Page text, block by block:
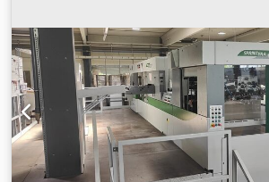
Proizvođač: BOBST Model: SP 142-CER
Automatski stroj za izrezivanje na
uklanjanjem otpadnog materijala i
komada Godina proizvodnje: 2000
tehničke nadogradnje provedene 2014.
FCA/Njemačka Ocjena vizualnog stanja
Ocjena se temelji na trenutno
Konačna tehnička evaluacija ovisit će o
testiranju u proizvodnji. Zašto je ovaj